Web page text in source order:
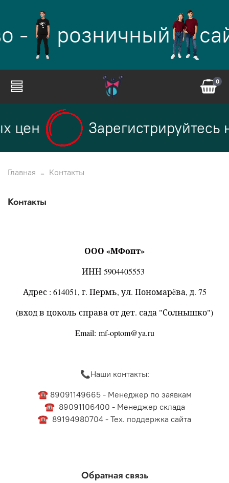
- розничный
0
цен Зарегистрируйтесь
Главная Контакты
Контакты
ООО «МФопт»
ИНН 5904405553
Адрес : 614051, г. Пермь, ул. Пономарëва, д. 75
(вход в цоколь справа от дет. сада "Солнышко")
Email: mf-optom@ya.ru
📞Наши контакты:
☎️ 89091149665 - Менеджер по заявкам
☎️ 89091106400 - Менеджер склада
☎️ 89194980704 - Тех. поддержка сайта
Обратная связь